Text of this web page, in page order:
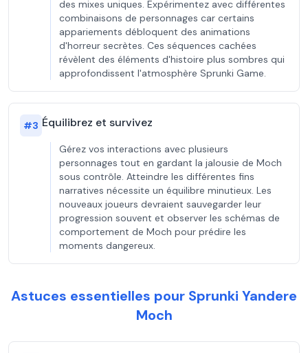
des mixes uniques. Expérimentez avec différentes
combinaisons de personnages car certains
appariements débloquent des animations
d'horreur secrètes. Ces séquences cachées
révèlent des éléments d'histoire plus sombres qui
approfondissent l'atmosphère Sprunki Game.
#3 Équilibrez et survivez
Gérez vos interactions avec plusieurs
personnages tout en gardant la jalousie de Moch
sous contrôle. Atteindre les différentes fins
narratives nécessite un équilibre minutieux. Les
nouveaux joueurs devraient sauvegarder leur
progression souvent et observer les schémas de
comportement de Moch pour prédire les
moments dangereux.
Astuces essentielles pour Sprunki Yandere
Moch